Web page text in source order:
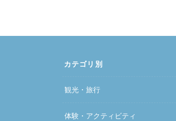
カテゴリ別
観光・旅行
体験・アクティビティ